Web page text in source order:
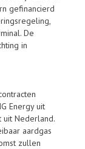
gefinancierd
De
in
Energy uit
uit Nederland.
aardgas
zullen